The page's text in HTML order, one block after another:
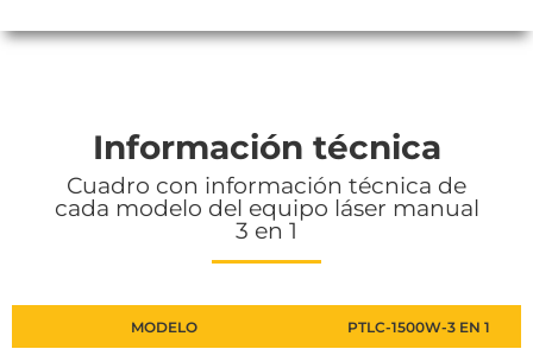
Información técnica
Cuadro con información técnica de
cada modelo del equipo láser manual
3 en 1
MODELO PTLC-1500W-3 EN 1